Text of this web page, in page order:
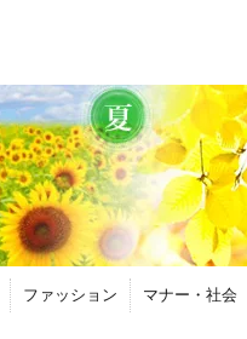
ファッション マナー・社会